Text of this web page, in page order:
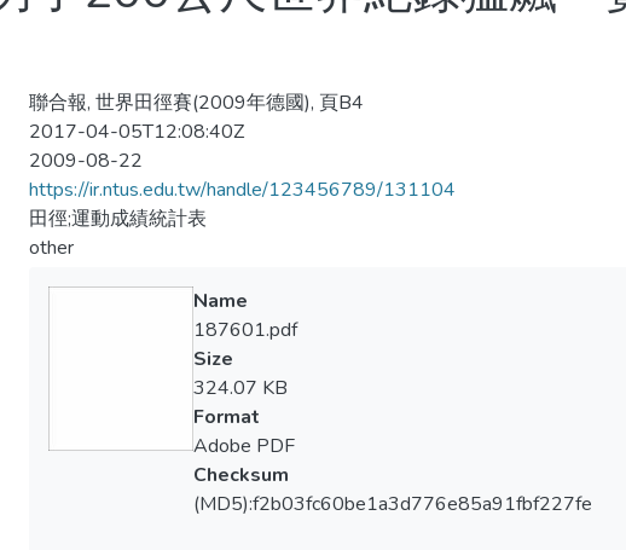
聯合報, 世界田徑賽(2009年德國), 頁B4
2017-04-05T12:08:40Z
2009-08-22
https://ir.ntus.edu.tw/handle/123456789/131104
田徑;運動成績統計表
other
Name
187601.pdf
Size
324.07 KB
Format
Adobe PDF
Checksum
(MD5):f2b03fc60be1a3d776e85a91fbf227fe